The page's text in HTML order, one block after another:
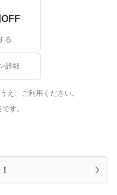
る
詳細
え、ご利用ください。
す。